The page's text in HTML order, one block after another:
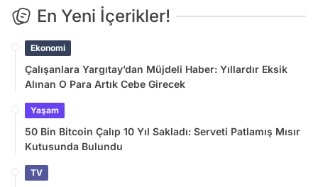
En Yeni İçerikler!
Ekonomi
Çalışanlara Yargıtay’dan Müjdeli Haber: Yıllardır Eksik
Alınan O Para Artık Cebe Girecek
Yaşam
50 Bin Bitcoin Çalıp 10 Yıl Sakladı: Serveti Patlamış Mısır
Kutusunda Bulundu
TV